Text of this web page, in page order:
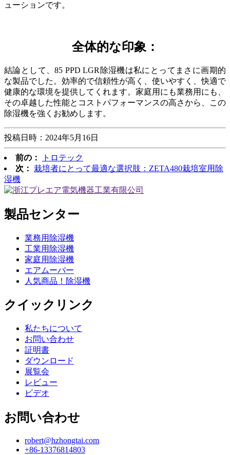
ューションです。
全体的な印象：
結論として、85 PPD LGR除湿機は私にとってまさに画期的
な製品でした。効率的で信頼性が高く、使いやすく、快適で
健康的な環境を提供してくれます。家庭用にも業務用にも、
その卓越した性能とコストパフォーマンスの高さから、この
除湿機を強くお勧めします。
投稿日時：2024年5月16日
前の：
トロテック
次： 栽培者にとって最適な選択肢：ZETA480栽培室用除
湿機
製品センター
業務用除湿機
工業用除湿機
家庭用除湿機
エアムーバー
人気商品！除湿機
クイックリンク
私たちについて
お問い合わせ
証明書
ダウンロード
展覧会
レビュー
ビデオ
お問い合わせ
robert@hzhongtai.com
+86-13376814803